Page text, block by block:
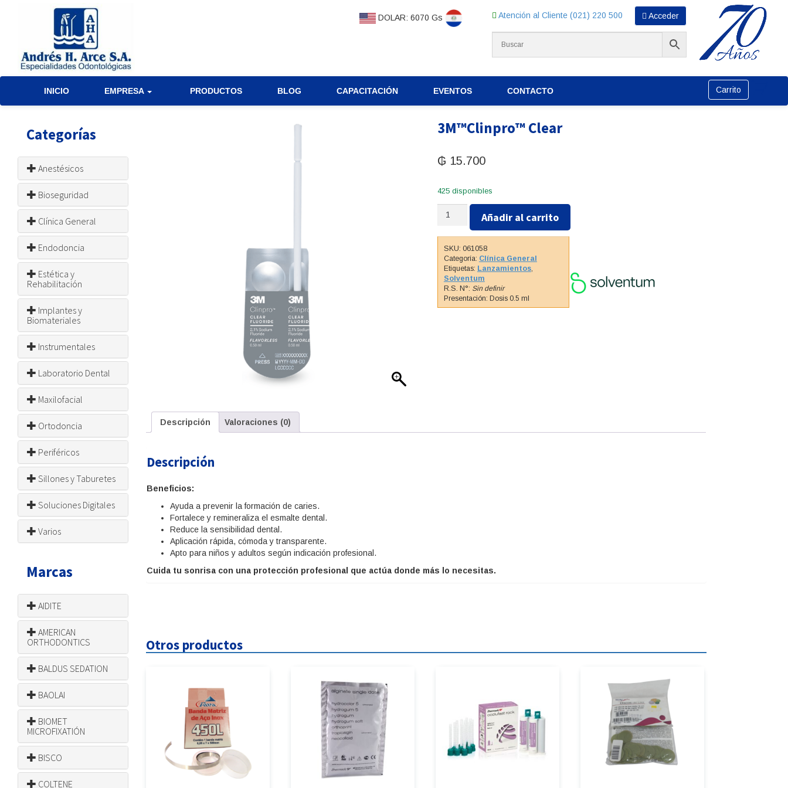
DOLAR: 6070 Gs Atención al Cliente (021) 220 500 Acceder
INICIO EMPRESA PRODUCTOS BLOG CAPACITACIÓN EVENTOS CONTACTO Carrito
Categorías
Anestésicos
Bioseguridad
Clínica General
Endodoncia
Estética y
Rehabilitación
Implantes y
Biomateriales
Instrumentales
Laboratorio Dental
Maxilofacial
Ortodoncia
Periféricos
Sillones y Taburetes
Soluciones Digitales
Varios
Marcas
AIDITE
AMERICAN
ORTHODONTICS
BALDUS SEDATION
BAOLAI
BIOMET
MICROFIXATIÓN
BISCO
COLTENE
3M™Clinpro™ Clear
₲ 15.700
425 disponibles
3M™Clinpro™
Clear
cantidad
Añadir al carrito
SKU: 061058
Categoría: Clínica General
Etiquetas: Lanzamientos,
Solventum
R.S. N°: Sin definir
Presentación: Dosis 0.5 ml
Descripción Valoraciones (0)
Descripción
Beneficios:
Ayuda a prevenir la formación de caries.
Fortalece y remineraliza el esmalte dental.
Reduce la sensibilidad dental.
Aplicación rápida, cómoda y transparente.
Apto para niños y adultos según indicación profesional.
Cuida tu sonrisa con una protección profesional que actúa donde más lo necesitas.
Otros productos